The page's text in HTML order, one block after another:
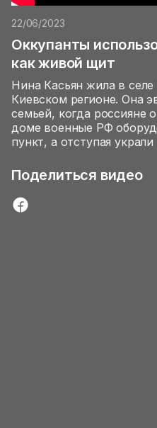
22/06/2023
Оккупанты
как живой щит
Нина Касьян жила в
Киевском регионе. Она
семьей, когда россияне
доме военные РФ
пункт, а отступая
Поделиться видео